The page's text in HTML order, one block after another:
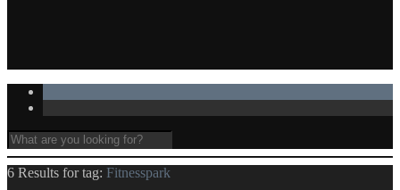
6 Results fortag: Fitnesspark